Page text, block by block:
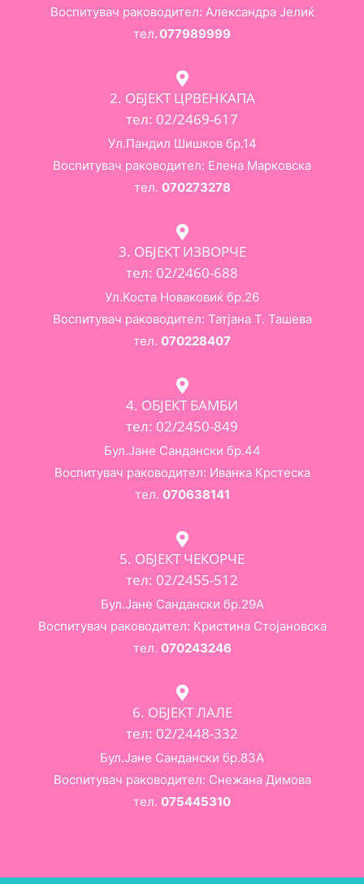
Воспитувач раководител: Александра Јелиќ
тел. 077989999
2. ОБЈЕКТ ЦРВЕНКАПА
тел: 02/2469-617
Ул.Пандил Шишков бр.14
Воспитувач раководител: Елена Марковска
тел. 070273278
3. ОБЈЕКТ ИЗВОРЧЕ
тел: 02/2460-688
Ул.Коста Новаковиќ бр.26
Воспитувач раководител: Татјана Т. Ташева
тел. 070228407
4. ОБЈЕКТ БАМБИ
тел: 02/2450-849
Бул.Јане Сандански бр.44
Воспитувач раководител: Иванка Крстеска
тел. 070638141
5. ОБЈЕКТ ЧЕКОРЧЕ
тел: 02/2455-512
Бул.Јане Сандански бр.29А
Воспитувач раководител: Кристина Стојановска
тел. 070243246
6. ОБЈЕКТ ЛАЛЕ
тел: 02/2448-332
Бул.Јане Сандански бр.83А
Воспитувач раководител: Снежана Димова
тел. 075445310